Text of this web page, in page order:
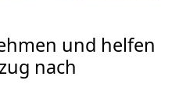
und helfen
nach